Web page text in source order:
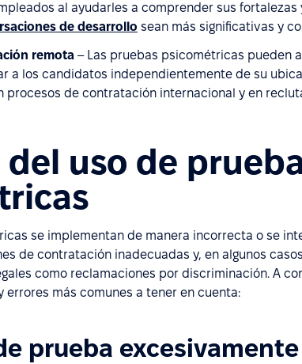
al ayudarles a comprender sus fortalezas
de desarrollo sean más significativas y
remota – Las pruebas psicométricas pueden
a los candidatos independientemente de su
procesos de contratación internacional y en
del uso de
se implementan de manera incorrecta o se
de contratación inadecuadas y, en algunos
como reclamaciones por discriminación. A
errores más comunes a tener en cuenta:
prueba